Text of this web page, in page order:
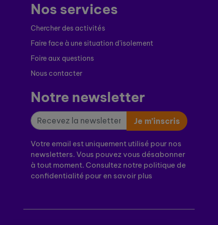
Nos services
Chercher des activités
Faire face à une situation d’isolement
Foire aux questions
Nous contacter
Notre newsletter
Je m’inscris
Votre email est uniquement utilisé pour nos
newsletters. Vous pouvez vous désabonner
à tout moment. Consultez notre politique de
confidentialité pour en savoir plus